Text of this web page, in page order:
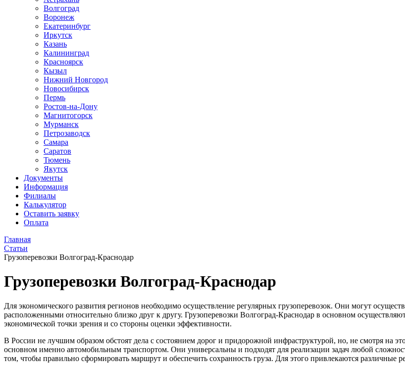
Волгоград
Воронеж
Екатеринбург
Иркутск
Казань
Калининград
Красноярск
Кызыл
Нижний Новгород
Новосибирск
Пермь
Ростов-на-Дону
Магнитогорск
Мурманск
Петрозаводск
Самара
Саратов
Тюмень
Якутск
Документы
Информация
Филиалы
Калькулятор
Оставить заявку
Оплата
Главная
Статьи
Грузоперевозки Волгоград-Краснодар
Грузоперевозки Волгоград-Краснодар
Для экономического развития регионов необходимо осуществление регулярных грузоперевозок. Они могут
расположенными относительно близко друг к другу. Грузоперевозки Волгоград-Краснодар в основном
экономической точки зрения и со стороны оценки эффективности.
В России не лучшим образом обстоят дела с состоянием дорог и придорожной инфраструктурой, но, не смотря на
основном именно автомобильным транспортом. Они универсальны и подходят для реализации задач любой
том, чтобы правильно сформировать маршрут и обеспечить сохранность груза. Для этого привлекаются различные